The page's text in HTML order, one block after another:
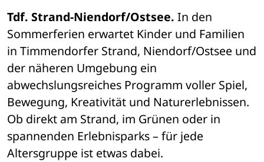
Tdf. Strand-Niendorf/Ostsee. In den
Sommerferien erwartet Kinder und Familien
in Timmendorfer Strand, Niendorf/Ostsee und
der näheren Umgebung ein
abwechslungsreiches Programm voller Spiel,
Bewegung, Kreativität und Naturerlebnissen.
Ob direkt am Strand, im Grünen oder in
spannenden Erlebnisparks – für jede
Altersgruppe ist etwas dabei.